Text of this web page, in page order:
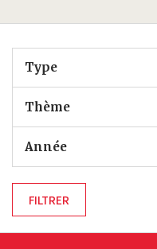
Type
Thème
Année